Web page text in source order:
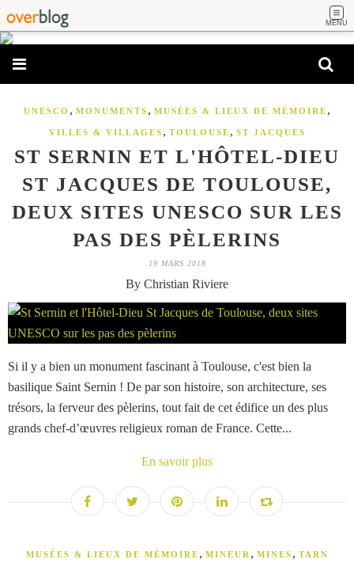
MENU
UNESCO , MONUMENTS , MUSÉES & LIEUX DE MÉMOIRE ,
VILLES & VILLAGES , TOULOUSE , ST JACQUES
ST SERNIN ET L'HÔTEL-DIEU
ST JACQUES DE TOULOUSE,
DEUX SITES UNESCO SUR LES
PAS DES PÈLERINS
19 MARS 2018
By Christian Riviere
Si il y a bien un monument fascinant à Toulouse, c'est bien la
basilique Saint Sernin ! De par son histoire, son architecture, ses
trésors, la ferveur des pèlerins, tout fait de cet édifice un des plus
grands chef-d’œuvres religieux roman de France. Cette...
En savoir plus
MUSÉES & LIEUX DE MÉMOIRE , MINEUR , MINES , TARN